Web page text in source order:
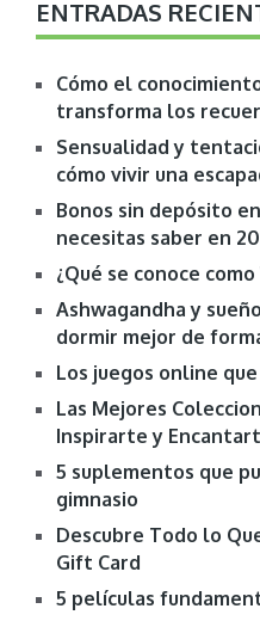
ENTRADAS
Cómo el
transforma los
Sensualidad y
cómo vivir una
Bonos sin depósito
necesitas saber en
¿Qué se conoce
Ashwagandha y
dormir mejor de
Los juegos online
Las Mejores
Inspirarte y
5 suplementos que
gimnasio
Descubre Todo lo
Gift Card
5 películas